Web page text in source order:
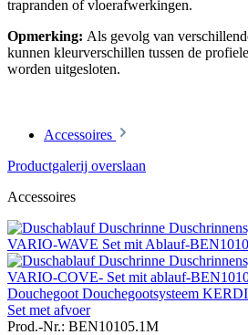
trapranden of vloerafwerkingen.
Opmerking: Als gevolg van
kunnen kleurverschillen tussen de
worden uitgesloten.
Accessoires
Productgalerij overslaan
Accessoires
Douchegoot Douchegootsysteem
Set met afvoer
Prod.-Nr.: BEN10105.1M